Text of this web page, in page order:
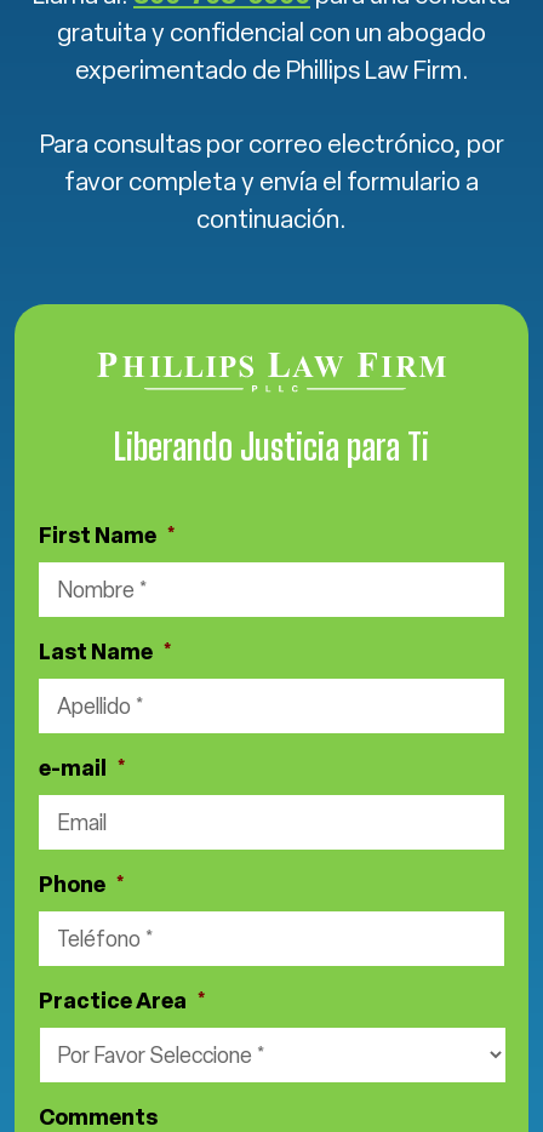
gratuita y confidencial con un abogado
experimentado de Phillips Law Firm.
Para consultas por correo electrónico, por
favor completa y envía el formulario a
continuación.
Liberando Justicia para Ti
First Name *
Last Name *
e-mail *
Phone *
Practice Area *
Comments